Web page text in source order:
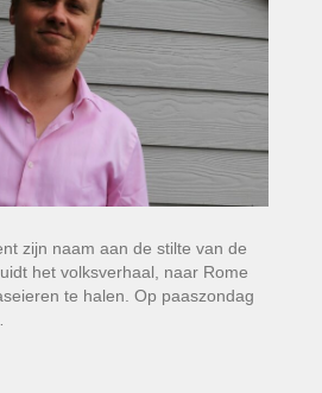
zijn naam aan de stilte van de
het volksverhaal, naar Rome
te halen. Op paaszondag